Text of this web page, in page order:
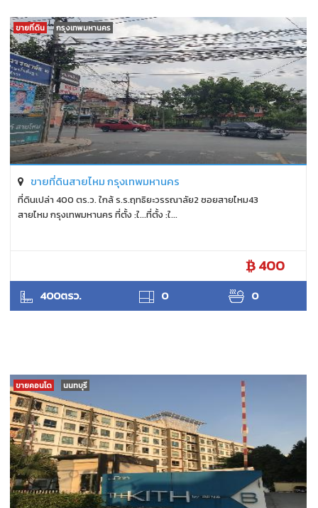
ขายที่ดิน กรุงเทพมหานคร
ขายที่ดินสายไหม กรุงเทพมหานคร
ที่ดินเปล่า 400 ตร.ว. ใกล้ ร.ร.ฤทธิยะวรรณาลัย2 ซอยสายไหม43
สายไหม กรุงเทพมหานคร ที่ตั้ง :ใ...ที่ตั้ง :ใ...
400
400ตรว. 0 0
ANTPUNYAPA
ขายคอนโด นนทบุรี